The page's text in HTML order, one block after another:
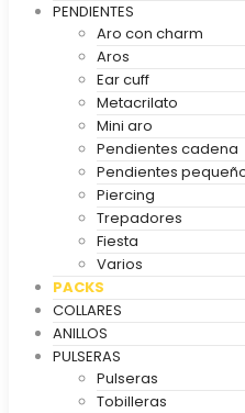
PENDIENTES
Aro con charm
Aros
Ear cuff
Metacrilato
Mini aro
Pendientes cadena
Pendientes
Piercing
Trepadores
Fiesta
Varios
PACKS
COLLARES
ANILLOS
PULSERAS
Pulseras
Tobilleras